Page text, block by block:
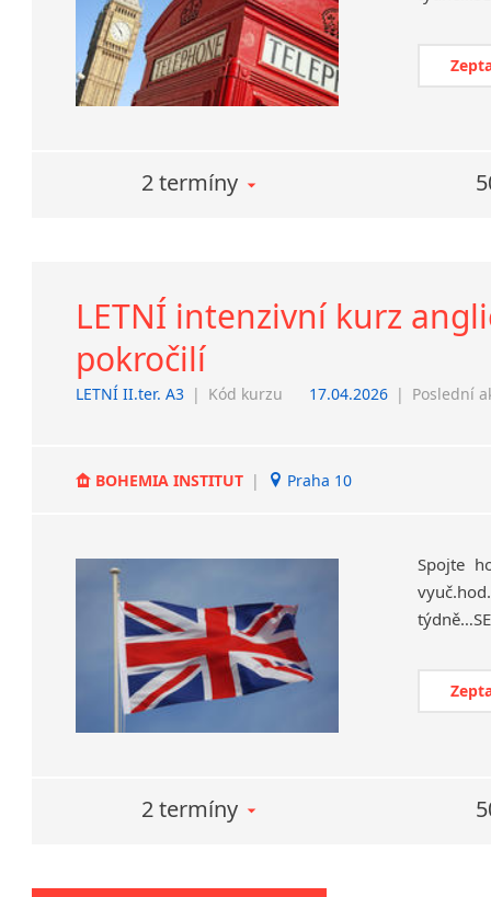
2 termíny
LETNÍ intenzivní kurz
pokročilí
LETNÍ II.ter. A3 | Kód kurzu 17.04.2026 | Poslední
BOHEMIA INSTITUT | Praha 10
Spojte
2 termíny